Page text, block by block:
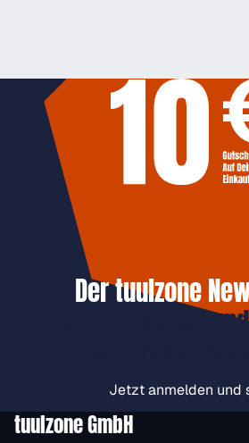
Der tuulzone
Jetzt anmelden
Jetzt anmelden und
tuulzone GmbH